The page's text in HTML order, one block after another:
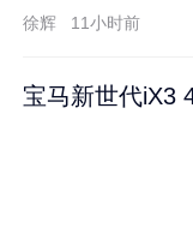
徐辉 11小时前
宝马新世代iX3